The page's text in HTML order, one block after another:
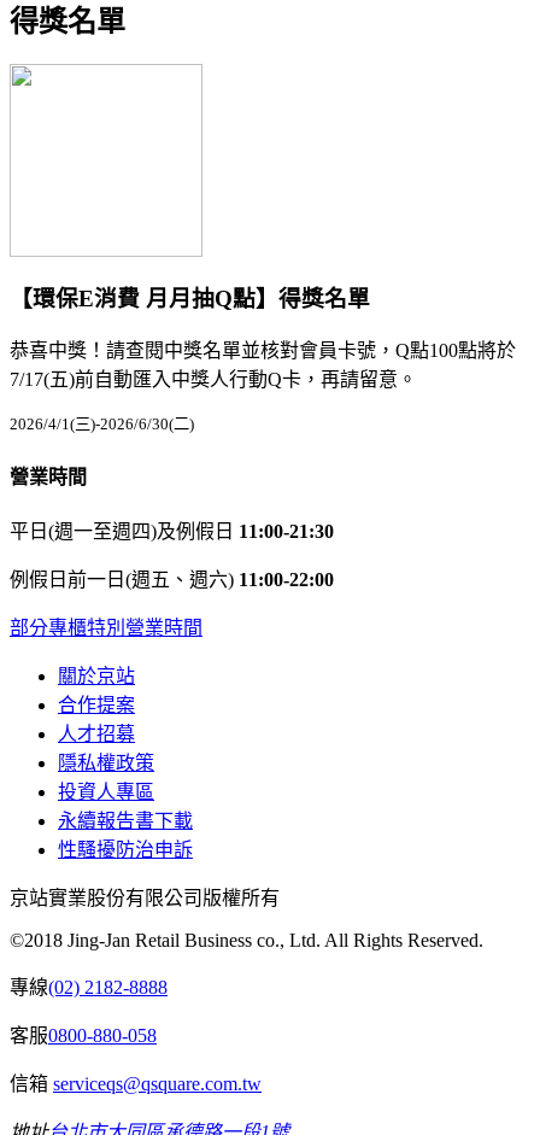
得獎名單
【環保E消費 月月抽Q點】得獎名單
恭喜中獎！請查閱中獎名單並核對會員卡號，Q點100點將於
7/17(五)前自動匯入中獎人行動Q卡，再請留意。
2026/4/1(三)-2026/6/30(二)
營業時間
平日(週一至週四)及例假日 11:00-21:30
例假日前一日(週五、週六) 11:00-22:00
部分專櫃特別營業時間
關於京站
合作提案
人才招募
隱私權政策
投資人專區
永續報告書下載
性騷擾防治申訴
京站實業股份有限公司版權所有
©2018 Jing-Jan Retail Business co., Ltd. All Rights Reserved.
專線(02) 2182-8888
客服0800-880-058
信箱 serviceqs@qsquare.com.tw